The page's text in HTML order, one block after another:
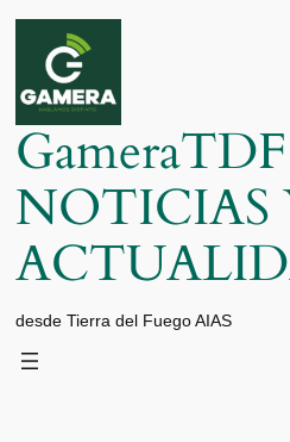
Saltar
contenido
NOTICIAS
desde Tierra del Fuego AIAS